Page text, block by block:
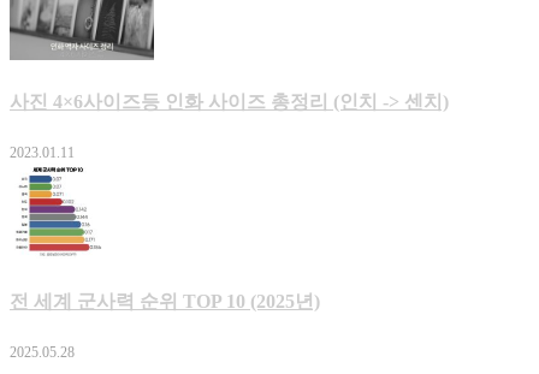
사진 4×6사이즈등 인화 사이즈 총정리 (인치 -> 센치)
2023.01.11
전 세계 군사력 순위 TOP 10 (2025년)
2025.05.28